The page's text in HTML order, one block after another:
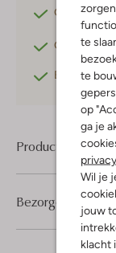
te
te
op
ga je
Wil je
jouw
klacht
Gratis
Gratis
Betaal
Product
Bezorgen &